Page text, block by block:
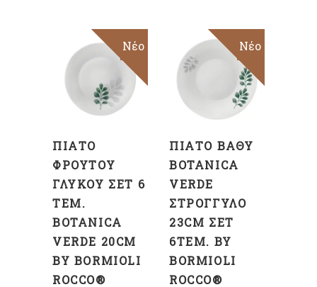
Sale
Νέο
ΠΡΟΣΘΉΚΗ
ΚΑΛΆΘΙ
ΠΙΆΤΟ
ΦΡΟΎΤΟΥ
ΓΛΥΚΟΎ ΣΕΤ 6
ΤΕΜ.
BOTANICA
VERDE 20CM
BY BORMIOLI
ROCCO®
Sale
Νέο
ΠΡΟΣΘΉΚΗ
ΣΤΟ
ΚΑΛΆΘΙ
ΠΙΆΤΟ ΒΑΘΎ
BOTANICA
VERDE
ΣΤΡΟΓΓΥΛΌ
23CM ΣΕΤ
6ΤΕΜ. BY
BORMIOLI
ROCCO®